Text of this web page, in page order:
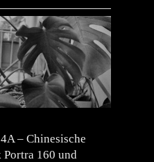
– Chinesische
160 und